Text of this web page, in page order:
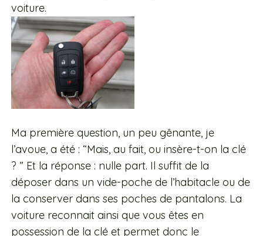
voiture.
Ma première question, un peu gênante, je
l’avoue, a été : “Mais, au fait, ou insère-t-on la clé
? ” Et la réponse : nulle part. Il suffit de la
déposer dans un vide-poche de l’habitacle ou de
la conserver dans ses poches de pantalons. La
voiture reconnait ainsi que vous êtes en
possession de la clé et permet donc le